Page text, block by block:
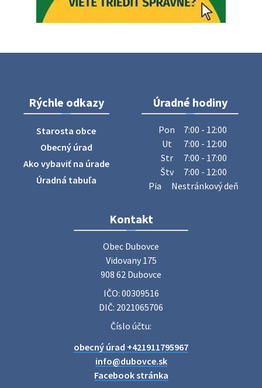
ZBER ŽELEZA
Obecný úrad oznamuje občanom, že v stredu 29. júla 2026
sa v našej obci uskutoční zber železa. Pracovníci Obecného
úradu budú od 8.00 hod. prechádzať obcou a zbierať
železný odpad …
27. júla 2026 06:31
Zájazd do Veľkého Medera
Základná organizácia Únie žien Slovenska Dubovce
srdečne pozýva svoje členky, ich rodinných príslušníkov aj
priateľov na jednodňový zájazd na termálne kúpalisko
Poradne komplexnej pomoci
diskrétne komplexné odborné poradenstvo. Tím
odborníkov Vám pomôžte nájsť riešenie v piatich kľúčových
oblastiach: právo rodina a v…
Rýchle odkazy
Starosta obce
Obecný úrad
Ako vybaviť na úrade
Úradná tabuľa
Úradné hodiny
Pon
7:00 - 12:00
Ut
7:00 - 12:00
Str
7:00 - 17:00
Štv
7:00 - 12:00
Pia
Nestránkový deň
Kontakt
Obec Dubovce
Vidovany 175
908 62 Dubovce
IČO: 00309516
DIČ: 2021065706
Číslo účtu:
obecný úrad +421911795967
info@dubovce.sk
Facebook stránka